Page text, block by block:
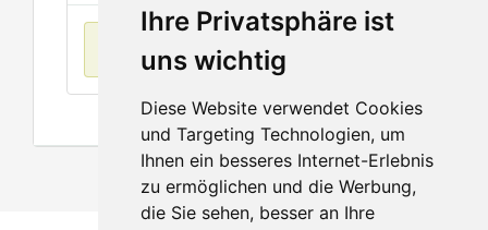
Ihre Privatsphäre ist
uns wichtig
Diese Website verwendet Cookies
und Targeting Technologien, um
Ihnen ein besseres Internet-Erlebnis
zu ermöglichen und die Werbung,
die Sie sehen, besser an Ihre